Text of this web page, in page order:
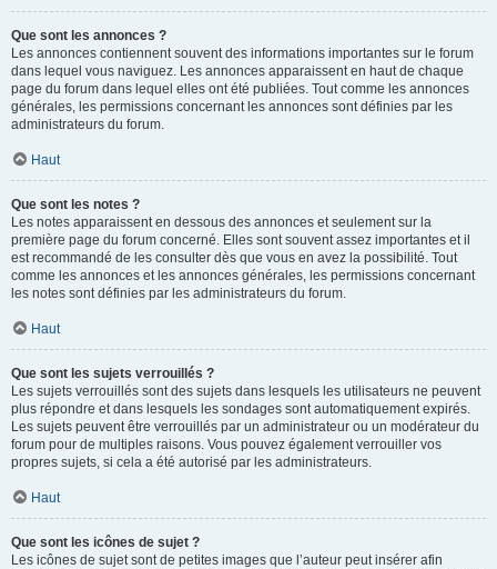
Que sont les annonces ?
Les annonces contiennent souvent des informations importantes sur le forum
dans lequel vous naviguez. Les annonces apparaissent en haut de chaque
page du forum dans lequel elles ont été publiées. Tout comme les annonces
générales, les permissions concernant les annonces sont définies par les
administrateurs du forum.
Haut
Que sont les notes ?
Les notes apparaissent en dessous des annonces et seulement sur la
première page du forum concerné. Elles sont souvent assez importantes et il
est recommandé de les consulter dès que vous en avez la possibilité. Tout
comme les annonces et les annonces générales, les permissions concernant
les notes sont définies par les administrateurs du forum.
Haut
Que sont les sujets verrouillés ?
Les sujets verrouillés sont des sujets dans lesquels les utilisateurs ne peuvent
plus répondre et dans lesquels les sondages sont automatiquement expirés.
Les sujets peuvent être verrouillés par un administrateur ou un modérateur du
forum pour de multiples raisons. Vous pouvez également verrouiller vos
propres sujets, si cela a été autorisé par les administrateurs.
Haut
Que sont les icônes de sujet ?
Les icônes de sujet sont de petites images que l’auteur peut insérer afin